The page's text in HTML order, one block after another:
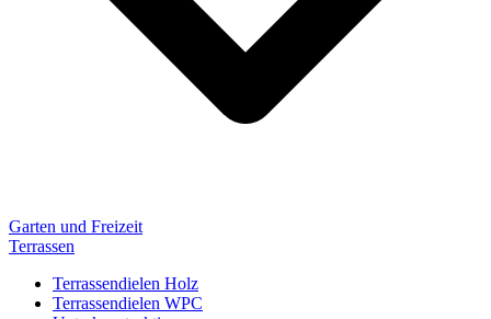
Garten und Freizeit
Terrassen
Terrassendielen Holz
Terrassendielen WPC